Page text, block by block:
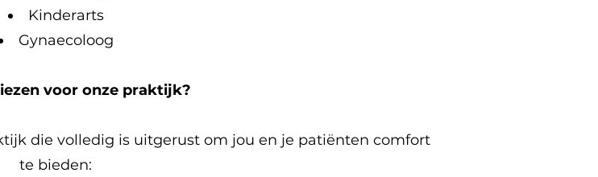
Kinderarts
Gynaecoloog
voor onze praktijk?
die volledig is uitgerust om jou en je patiënten comfort
te bieden: